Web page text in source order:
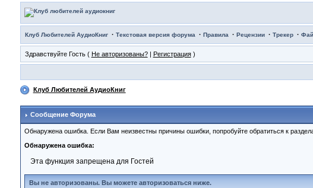
Клуб Любителей АудиоКниг· Текстовая версия форума · Правила · Рецензии· Трекер·
Здравствуйте Гость ( Не авторизованы?| Регистрация)
Клуб Любителей АудиоКниг
Сообщение Форума
Обнаружена ошибка. Если Вам неизвестны причины ошибки, попробуйте обратиться к
Обнаружена ошибка:
Эта функция запрещена для Гостей
Вы не авторизованы. Вы можете авторизоваться ниже.